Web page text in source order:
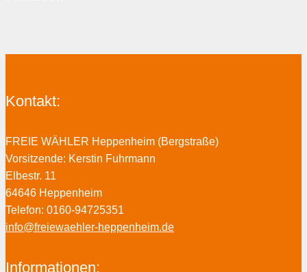
Kontakt:
FREIE WÄHLER Heppenheim (Bergstraße)
Vorsitzende: Kerstin Fuhrmann
Elbestr. 11
64646 Heppenheim
Telefon: 0160-94725351
info@freiewaehler-heppenheim.de
Informationen: